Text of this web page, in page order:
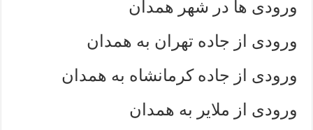
ورودی ها در شهر همدان
ورودی از جاده تهران به همدان
ورودی از جاده کرمانشاه به همدان
ورودی از ملایر به همدان